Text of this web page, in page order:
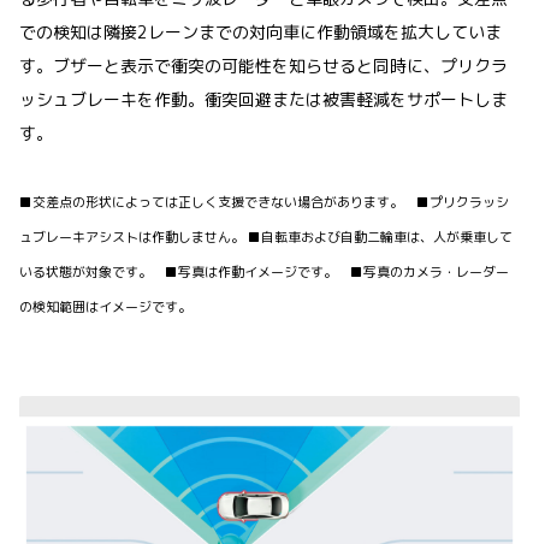
での検知は隣接2レーンまでの対向車に作動領域を拡大していま
す。ブザーと表示で衝突の可能性を知らせると同時に、プリクラ
ッシュブレーキを作動。衝突回避または被害軽減をサポートしま
す。
■交差点の形状によっては正しく支援できない場合があります。 ■プリクラッシ
ュブレーキアシストは作動しません。 ■自転車および自動二輪車は、人が乗車して
いる状態が対象です。 ■写真は作動イメージです。 ■写真のカメラ・レーダー
の検知範囲はイメージです。